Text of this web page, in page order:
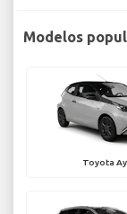
Modelos
Toyota